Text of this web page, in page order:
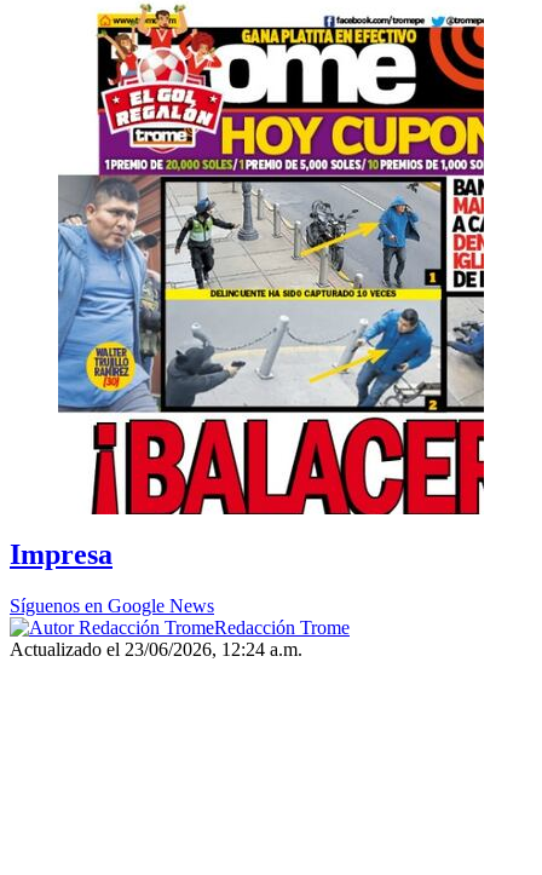
Impresa
Síguenos en Google News
Redacción Trome
Actualizado el 23/06/2026, 12:24 a.m.